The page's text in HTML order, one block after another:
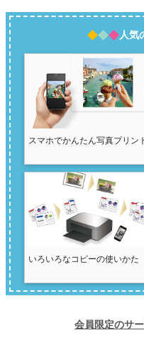
人気
スマホでかんたん写真プリン
いろいろなコピーの使いかた
会員限定のサ